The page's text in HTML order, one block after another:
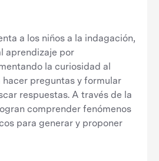
a los niños a la indagación,
aprendizaje por
la curiosidad al
hacer preguntas y formular
respuestas. A través de la
comprender fenómenos
para generar y proponer